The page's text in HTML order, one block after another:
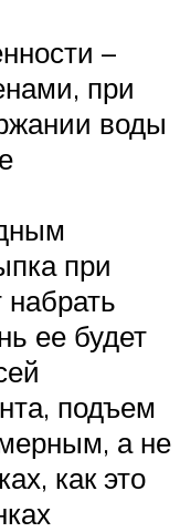
–
при
воды
при
ее будет
подъем
а не
как это